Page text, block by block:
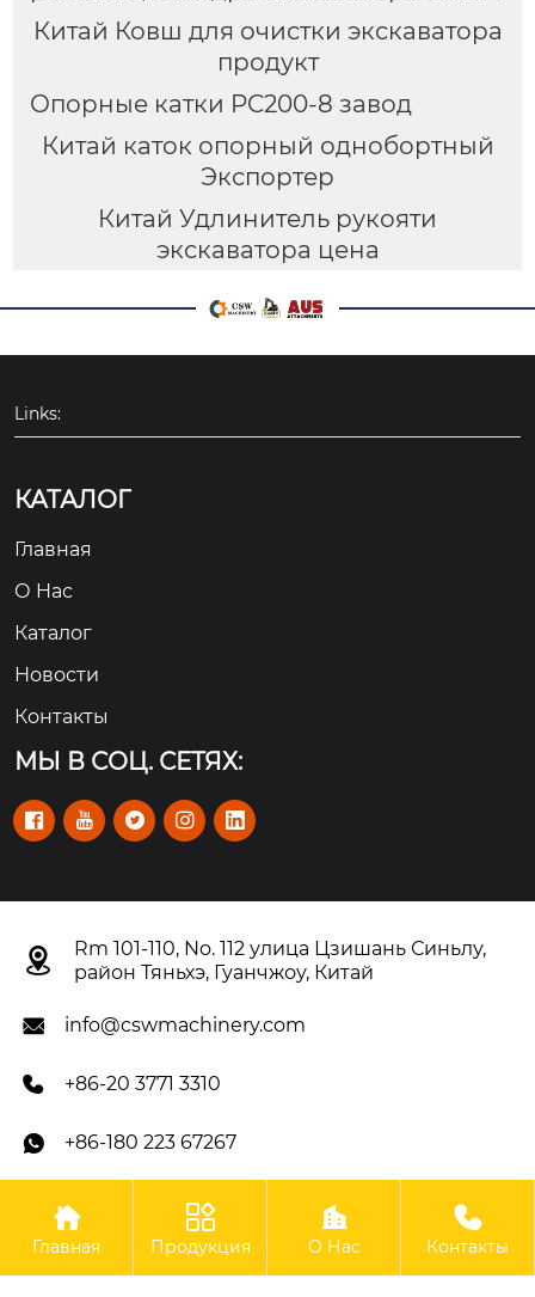
Китай Ковш для очистки экскаватора
продукт
Опорные катки PC200-8 завод
Китай каток опорный однобортный
Экспортер
Китай Удлинитель рукояти
экскаватора цена
Links:
КАТАЛОГ
Главная
О Hас
Каталог
Новости
Контакты
МЫ В СОЦ. СЕТЯХ:
    

Rm 101-110, No. 112 улица Цзишань Синьлу,
район Тяньхэ, Гуанчжоу, Китай
 info@cswmachinery.com
 +86-20 3771 3310
 +86-180 223 67267
Авторское право©OOO Гуанчжоу CSW Machinery Co.,
Limited

Главная

Продукция

О Нас

Контакты